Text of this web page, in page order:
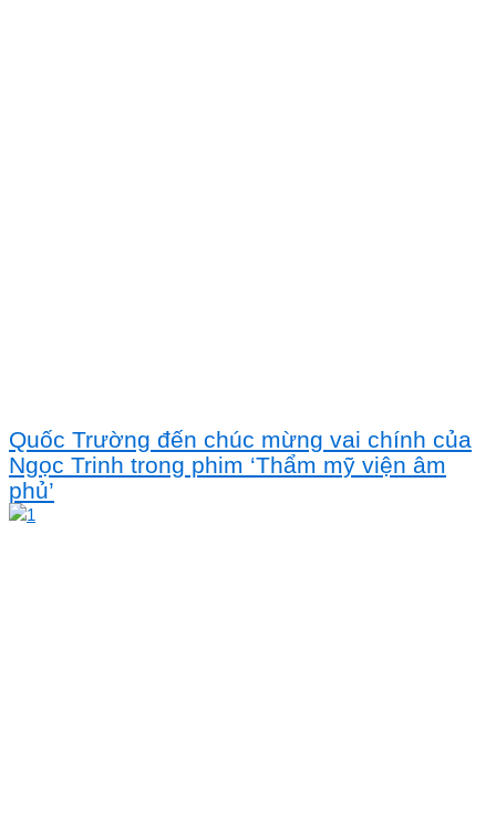
Quốc Trường đến chúc mừng vai chính của
Ngọc Trinh trong phim ‘Thẩm mỹ viện âm
phủ’